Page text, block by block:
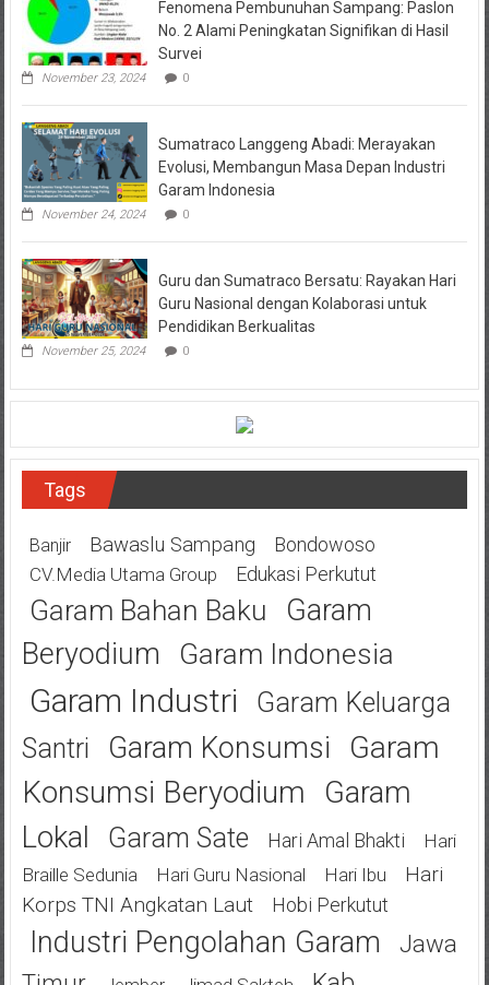
Fenomena Pembunuhan Sampang: Paslon
No. 2 Alami Peningkatan Signifikan di Hasil
Survei
November 23, 2024 0
Sumatraco Langgeng Abadi: Merayakan
Evolusi, Membangun Masa Depan Industri
Garam Indonesia
November 24, 2024 0
Guru dan Sumatraco Bersatu: Rayakan Hari
Guru Nasional dengan Kolaborasi untuk
Pendidikan Berkualitas
November 25, 2024 0
Tags
Banjir Bawaslu Sampang Bondowoso
CV.Media Utama Group Edukasi Perkutut
Garam Bahan Baku
Garam
Beryodium
Garam Indonesia
Garam Industri
Garam Keluarga
Santri
Garam Konsumsi
Garam
Konsumsi Beryodium
Garam
Lokal
Garam Sate Hari Amal Bhakti
Hari
Braille Sedunia
Hari Guru Nasional Hari Ibu
Hari
Korps TNI Angkatan Laut
Hobi Perkutut
Industri Pengolahan Garam
Jawa